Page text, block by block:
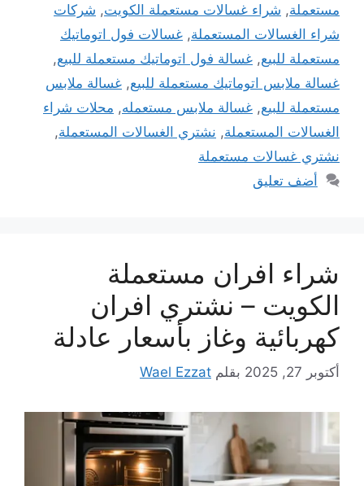
مستعملة, شراء غسالات مستعملة الكويت, شركات
شراء الغسالات المستعملة, غسالات فول اتوماتيك
مستعملة للبيع, غسالة فول اتوماتيك مستعملة للبيع,
غسالة ملابس اتوماتيك مستعملة للبيع, غسالة ملابس
مستعملة للبيع, غسالة ملابس مستعمله, محلات شراء
الغسالات المستعملة, نشتري الغسالات المستعملة,
نشتري غسالات مستعملة
أضف تعليق
شراء افران مستعملة
الكويت – نشتري افران
كهربائية وغاز بأسعار عادلة
أكتوبر 27, 2025 بقلم Wael Ezzat